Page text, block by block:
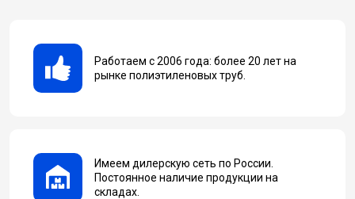
Работаем с 2006 года: более 20 лет на
рынке полиэтиленовых труб.
Имеем дилерскую сеть по России.
Постоянное наличие продукции на
складах.